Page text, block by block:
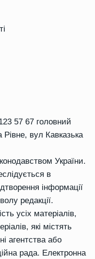
57 67 головний
вул Кавказька
України.
в
інформації
редакції.
усіх матеріалів,
які містять
агентства або
рада. Електронна